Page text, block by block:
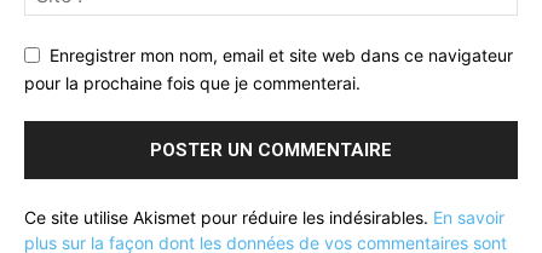
Enregistrer mon nom, email et site web dans ce navigateur
pour la prochaine fois que je commenterai.
Ce site utilise Akismet pour réduire les indésirables. En savoir
plus sur la façon dont les données de vos commentaires sont